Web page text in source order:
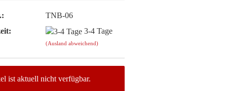
vergessen?TNB-06
3-4 Tage
(Ausland abweichend)
ist aktuell nicht verfügbar.